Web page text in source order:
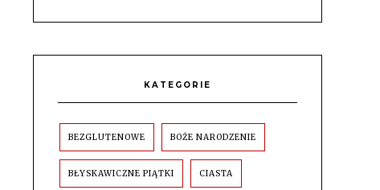
KATEGORIE
BEZGLUTENOWE BOŻE NARODZENIE
BŁYSKAWICZNE PIĄTKI CIASTA